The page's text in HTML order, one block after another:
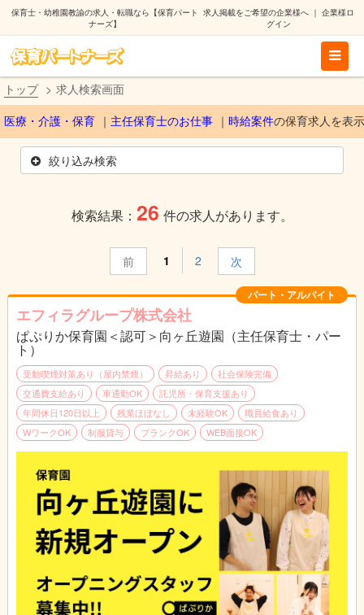
保育士・幼稚園教諭の求人・転職なら【保育パート
ナーズ】
求人掲載をご希望の企業様へ｜ 企業様ロ
グイン
トップ 求人検索画面
医療・介護・保育 主任保育士のお仕事 時給案件の保育求人を表
絞り込み検索
検索結果： 26 件の求人があります。
前 1 2 次
パート・アルバイト
エフィラグループ株式会社
ぱぷりか保育園＜認可＞向ヶ丘遊園（主任保育士・パー
ト）
受動喫煙対策あり（屋内禁煙） 昇給あり
社会保険完備
交通費支給あり
車通勤OK
託児所・保育支援あり
年間休日120日以上
残業ほぼなし 未経験OK
職員給食あり
WワークOK
制服貸与 ブランクOK WEB面接OK